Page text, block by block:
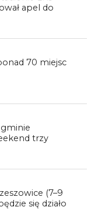
apel do
70 miejsc
trzy
(7–9
się działo